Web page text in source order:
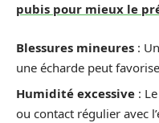
pubis pour mieux le
Blessures mineures :
une écharde peut
Humidité excessive :
ou contact régulier avec